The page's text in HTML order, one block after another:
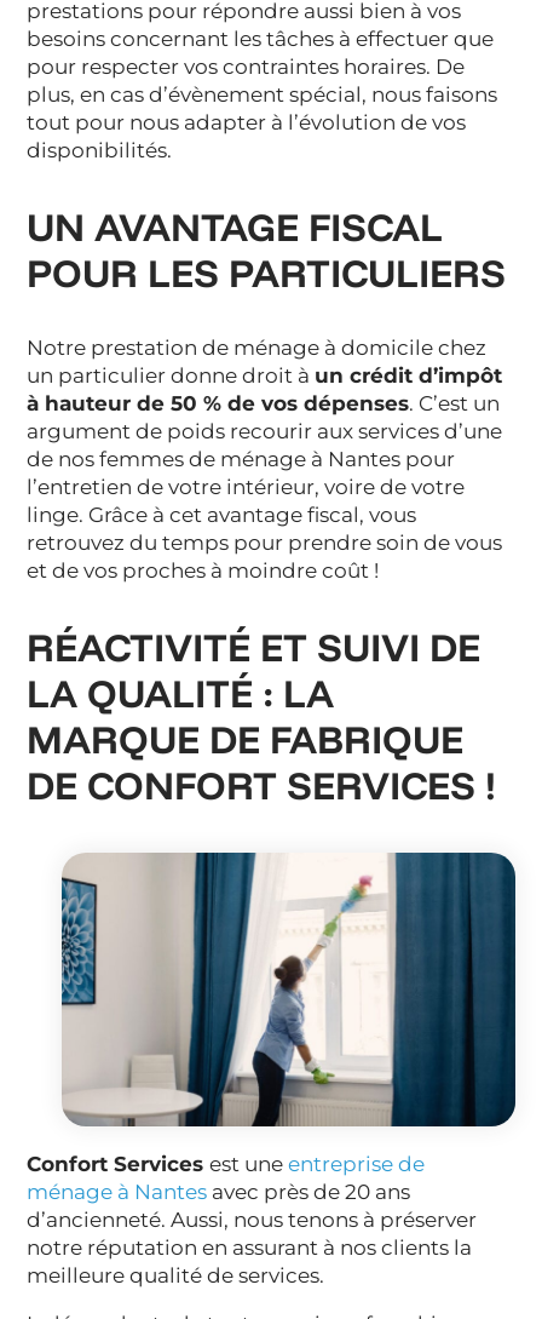
prestations pour répondre aussi bien à vos
besoins concernant les tâches à effectuer que
pour respecter vos contraintes horaires. De
plus, en cas d’évènement spécial, nous faisons
tout pour nous adapter à l’évolution de vos
disponibilités.
UN AVANTAGE FISCAL
POUR LES PARTICULIERS
Notre prestation de ménage à domicile chez
un particulier donne droit à un crédit d’impôt
à hauteur de 50 % de vos dépenses. C’est un
argument de poids recourir aux services d’une
de nos femmes de ménage à Nantes pour
l’entretien de votre intérieur, voire de votre
linge. Grâce à cet avantage fiscal, vous
retrouvez du temps pour prendre soin de vous
et de vos proches à moindre coût !
RÉACTIVITÉ ET SUIVI DE
LA QUALITÉ : LA
MARQUE DE FABRIQUE
DE CONFORT SERVICES !
Confort Servicesest uneentreprise de
ménage à Nantes avec près de 20 ans
d’ancienneté. Aussi, nous tenons à préserver
notre réputation en assurant à nos clients la
meilleure qualité de services.